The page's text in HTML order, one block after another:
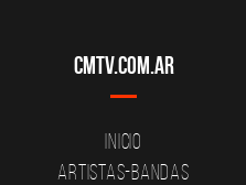
CMTV.com.ar
Inicio
Artistas-Bandas